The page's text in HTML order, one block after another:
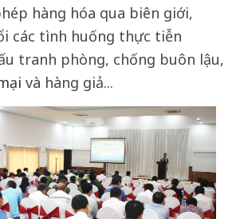
hàng hóa qua biên giới,
các tình huống thực tiễn
tranh phòng, chống buôn lậu,
và hàng giả...